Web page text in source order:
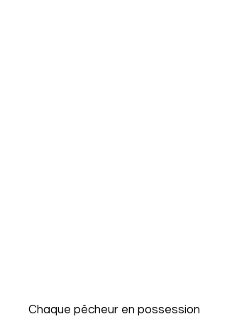
Chaque pêcheur en possession